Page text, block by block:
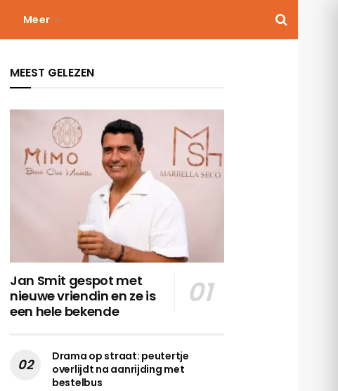
Meer
MEEST GELEZEN
Jan Smit gespot met
nieuwe vriendin en ze is
een hele bekende
Drama op straat: peutertje
overlijdt na aanrijding met
bestelbus